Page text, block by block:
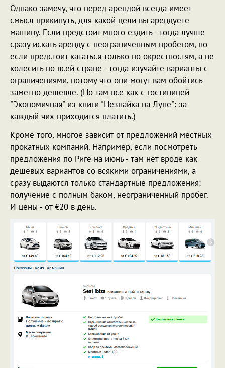
Однако замечу, что перед арендой всегда имеет
смысл прикинуть, для какой цели вы арендуете
машину. Если предстоит много ездить - тогда лучше
сразу искать аренду с неограниченным пробегом, но
если предстоит кататься только по окрестностям, а не
колесить по всей стране - тогда изучайте варианты с
ограничениями, потому что они могут вам обойтись
заметно дешевле. (Но там все как с гостиницей
"Экономичная" из книги "Незнайка на Луне": за
каждый чих приходится платить.)
Кроме того, многое зависит от предложений местных
прокатных компаний. Например, если посмотреть
предложения по Риге на июнь - там нет вроде как
дешевых вариантов со всякими ограничениями, а
сразу выдаются только стандартные предложения:
получение с полным баком, неограниченный пробег.
И цены - от €20 в день.